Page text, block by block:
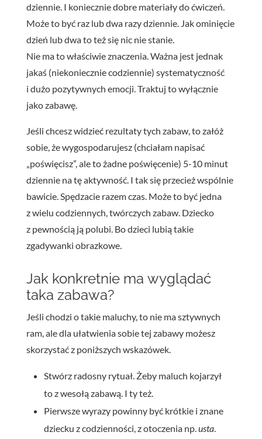
dziennie. I koniecznie dobre materiały do ćwiczeń.
Może to być raz lub dwa razy dziennie. Jak ominięcie
dzień lub dwa to też się nic nie stanie.
Nie ma to właściwie znaczenia. Ważna jest jednak
jakaś (niekoniecznie codziennie) systematyczność
i dużo pozytywnych emocji. Traktuj to wyłącznie
jako zabawę.
Jeśli chcesz widzieć rezultaty tych zabaw, to załóż
sobie, że wygospodarujesz (chciałam napisać
„poświęcisz”, ale to żadne poświęcenie) 5-10 minut
dziennie na tę aktywność. I tak się przecież wspólnie
bawicie. Spędzacie razem czas. Może to być jedna
z wielu codziennych, twórczych zabaw. Dziecko
z pewnością ją polubi. Bo dzieci lubią takie
zgadywanki obrazkowe.
Jak konkretnie ma wyglądać
taka zabawa?
Jeśli chodzi o takie maluchy, to nie ma sztywnych
ram, ale dla ułatwienia sobie tej zabawy możesz
skorzystać z poniższych wskazówek.
Stwórz radosny rytuał. Żeby maluch kojarzył
to z wesołą zabawą. I ty też.
Pierwsze wyrazy powinny być krótkie i znane
dziecku z codzienności, z otoczenia np.usta.